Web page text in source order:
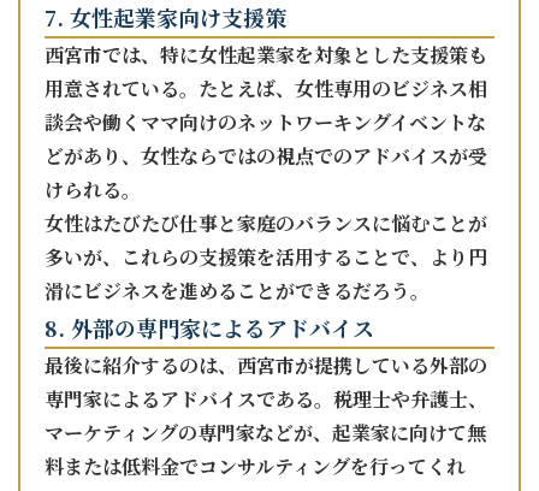
7. 女性起業家向け支援策
西宮市では、特に女性起業家を対象とした支援策も
用意されている。たとえば、女性専用のビジネス相
談会や働くママ向けのネットワーキングイベントな
どがあり、女性ならではの視点でのアドバイスが受
けられる。
女性はたびたび仕事と家庭のバランスに悩むことが
多いが、これらの支援策を活用することで、より円
滑にビジネスを進めることができるだろう。
8. 外部の専門家によるアドバイス
最後に紹介するのは、西宮市が提携している外部の
専門家によるアドバイスである。税理士や弁護士、
マーケティングの専門家などが、起業家に向けて無
料または低料金でコンサルティングを行ってくれ